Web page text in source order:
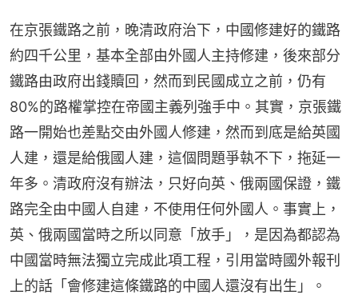
在京張鐵路之前，晚清政府治下，中國修建好的鐵路
約四千公里，基本全部由外國人主持修建，後來部分
鐵路由政府出錢贖回，然而到民國成立之前，仍有
80%的路權掌控在帝國主義列強手中。其實，京張鐵
路一開始也差點交由外國人修建，然而到底是給英國
人建，還是給俄國人建，這個問題爭執不下，拖延一
年多。清政府沒有辦法，只好向英、俄兩國保證，鐵
路完全由中國人自建，不使用任何外國人。事實上，
英、俄兩國當時之所以同意「放手」，是因為都認為
中國當時無法獨立完成此項工程，引用當時國外報刊
上的話「會修建這條鐵路的中國人還沒有出生」。